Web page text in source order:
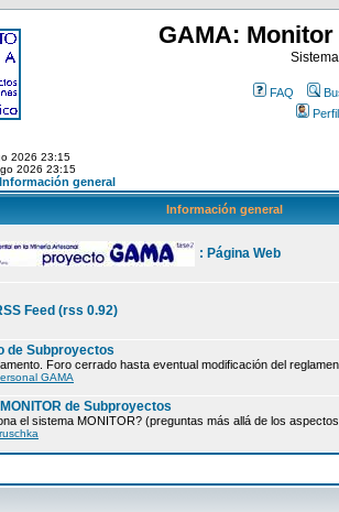
GAMA:
FAQ
Perfil
2026 23:15
2026 23:15
Información general
Información general
: Página Web
Feed (rss 0.92)
de Subproyectos
Foro cerrado hasta eventual modificación del
GAMA
de Subproyectos
el sistema MONITOR? (preguntas más allá de los